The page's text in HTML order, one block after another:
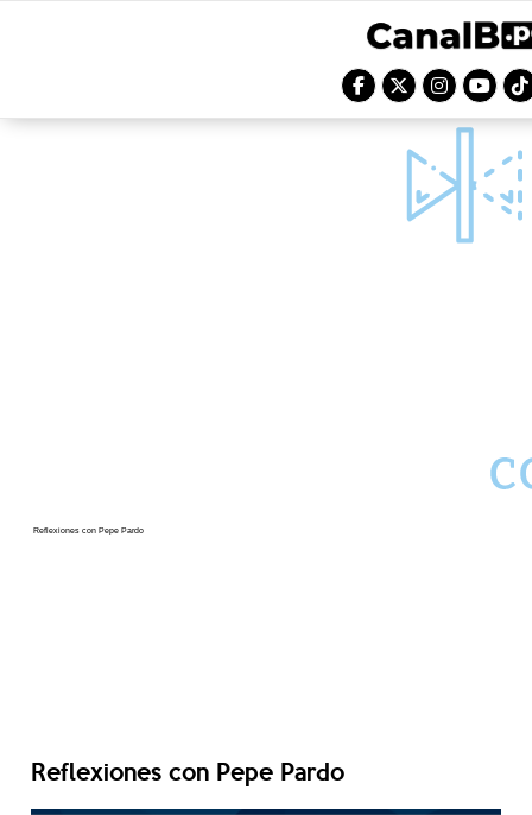
Reflexiones con Pepe Pardo
Reflexiones con Pepe Pardo